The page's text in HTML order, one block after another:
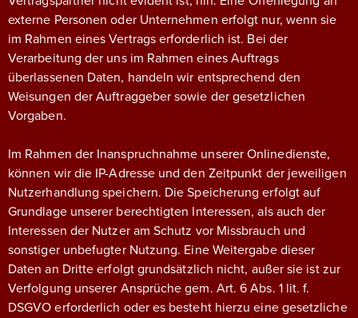
externe Personen oder Unternehmen erfolgt nur, wenn sie
im Rahmen eines Vertrags erforderlich ist. Bei der
Verarbeitung der uns im Rahmen eines Auftrags
überlassenen Daten, handeln wir entsprechend den
Weisungen der Auftraggeber sowie der gesetzlichen
Vorgaben.
Im Rahmen der Inanspruchnahme unserer Onlinedienste,
können wir die IP-Adresse und den Zeitpunkt der jeweiligen
Nutzerhandlung speichern. Die Speicherung erfolgt auf
Grundlage unserer berechtigten Interessen, als auch der
Interessen der Nutzer am Schutz vor Missbrauch und
sonstiger unbefugter Nutzung. Eine Weitergabe dieser
Daten an Dritte erfolgt grundsätzlich nicht, außer sie ist zur
Verfolgung unserer Ansprüche gem. Art. 6 Abs. 1 lit. f.
DSGVO erforderlich oder es besteht hierzu eine gesetzliche